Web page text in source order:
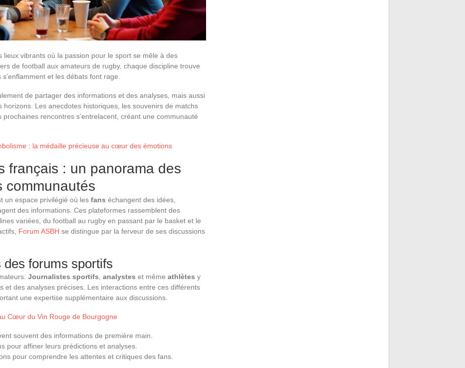
lieux vibrants où la passion pour le sport se mêle à des
de football aux amateurs de rugby, chaque discipline trouve
et les débats font rage.
de partager des informations et des analyses, mais aussi
Les anecdotes historiques, les souvenirs de matchs
rencontres s’entrelacent, créant une communauté
: la médaille précieuse au cœur des émotions
français : un panorama des
communautés
un espace privilégié où les fans échangent des idées,
des informations. Ces plateformes rassemblent des
variées, du football au rugby en passant par le basket et le
Forum ASBH se distingue par la ferveur de ses discussions
forums sportifs
Journalistes sportifs analystes et même athlètes y
et des analyses précises. Les interactions entre ces différents
une expertise supplémentaire aux discussions.
Cœur du Vin Rouge de Bourgogne
souvent des informations de première main.
pour affiner leurs prédictions et analyses.
pour comprendre les attentes et critiques des fans.